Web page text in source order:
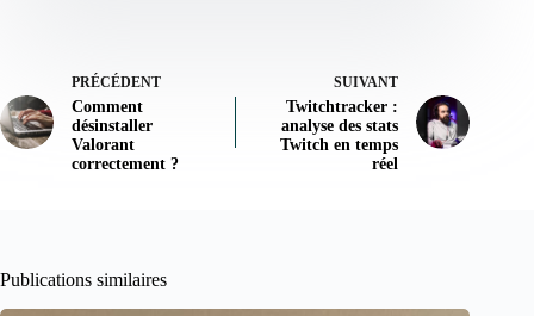
PRÉCÉDENT
Comment
désinstaller
Valorant
correctement ?
SUIVANT
Twitchtracker :
analyse des stats
Twitch en temps
réel
Publications similaires